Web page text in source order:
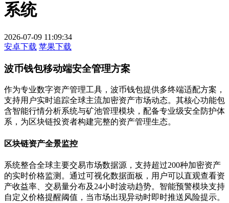
系统
2026-07-09 11:09:34
安卓下载 苹果下载
波币钱包移动端安全管理方案
作为专业数字资产管理工具，波币钱包提供多终端适配方案，
支持用户实时追踪全球主流加密资产市场动态。其核心功能包
含智能行情分析系统与矿池管理模块，配备专业级安全防护体
系，为区块链投资者构建完整的资产管理生态。
区块链资产全景监控
系统整合全球主要交易市场数据源，支持超过200种加密资产
的实时价格监测。通过可视化数据面板，用户可以直观查看资
产收益率、交易量分布及24小时波动趋势。智能预警模块支持
自定义价格提醒阈值，当市场出现异动时即时推送风险提示。